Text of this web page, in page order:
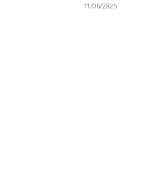
11/06/2025